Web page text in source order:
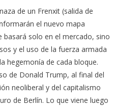
de un Frenxit (salida de
el nuevo mapa
solo en el mercado, sino
y el uso de la fuerza armada
hegemonía de cada bloque.
de Donald Trump, al final del
neoliberal y del capitalismo
de Berlín. Lo que viene luego